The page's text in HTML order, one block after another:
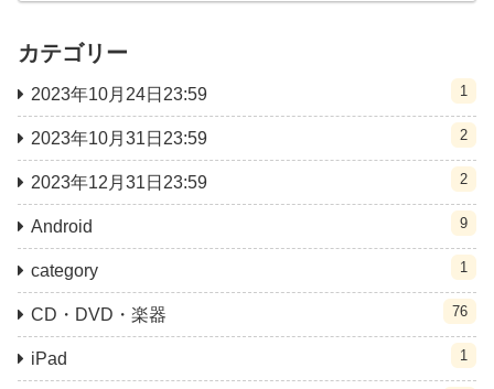
カテゴリー
2023年10月24日23:59 1
2023年10月31日23:59 2
2023年12月31日23:59 2
Android 9
category 1
CD・DVD・楽器 76
iPad 1